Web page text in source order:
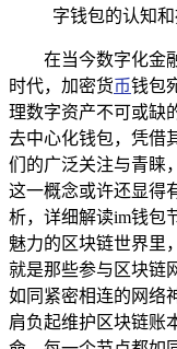
字钱包的认知和
在当今数字化金
时代，加密货币钱包
理数字资产不可或缺
去中心化钱包，凭借
们的广泛关注与青睐
这一概念或许还显得
析，详细解读im钱包
魅力的区块链世界里
就是那些参与区块链
如同紧密相连的网络
肩负起维护区块链账